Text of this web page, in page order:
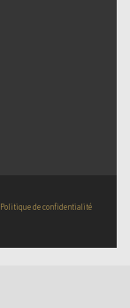
Politique de confidentialité